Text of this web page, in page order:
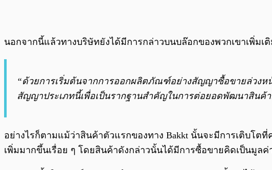
นอกจากนี้แล้วทางบริษัทยังได้มีการกล่าวบนบล๊อกของพวกเขาเพิ่มเ
“ด้วยการเริ่มต้นจากการออกผลิตภัณฑ์อย่างสัญญาซื้อขายล่วงห
สัญญาประเภทนี้เพื่อเป็นรากฐานสำคัญในการต่อยอดพัฒนาสินค้
อย่างไรก็ตามแม้ว่าสินค้าตัวแรกของทาง Bakkt นั้นจะมีการเติบโ
เพิ่มมากขึ้นเรื่อย ๆ โดยสินค้าดังกล่าวนั้นได้มีการซื้อขายคิดเป็นมูล